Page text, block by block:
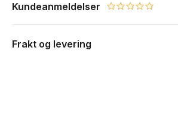
Kundeanmeldelser 0.0 star rating
Frakt og levering